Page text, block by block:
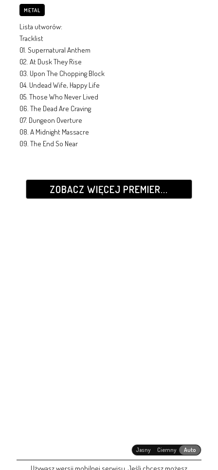
METAL
Lista utworów:
Tracklist
01. Supernatural Anthem
02. At Dusk They Rise
03. Upon The Chopping Block
04. Undead Wife, Happy Life
05. Those Who Never Lived
06. The Dead Are Craving
07. Dungeon Overture
08. A Midnight Massacre
09. The End So Near
ZOBACZ WIĘCEJ PREMIER...
Jasny Ciemny Auto
Używasz wersji mobilnej serwisu. Jeśli chcesz możesz